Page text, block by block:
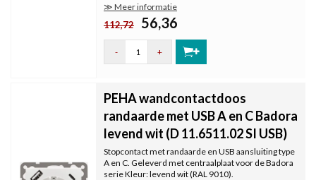
≫ Meer informatie
112,72 56,36
- +
PEHA wandcontactdoos
randaarde met USB A en C Badora
levend wit (D 11.6511.02 SI USB)
Stopcontact met randaarde en USB aansluiting type
A en C. Geleverd met centraalplaat voor de Badora
serie Kleur: levend wit (RAL 9010).